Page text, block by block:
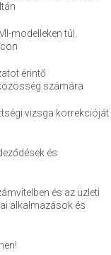
modelleken túl.
érintő
számára
vizsga korrekcióját
és
és az üzleti
alkalmazások és